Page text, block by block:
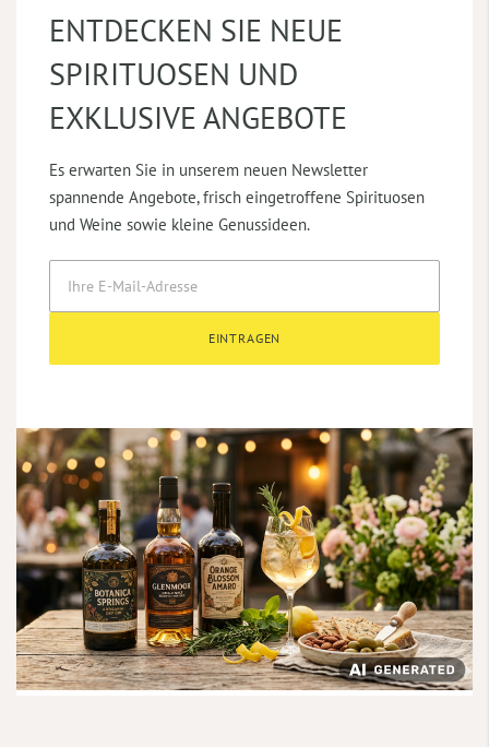
ENTDECKEN SIE NEUE
SPIRITUOSEN UND
EXKLUSIVE ANGEBOTE
Es erwarten Sie in unserem neuen Newsletter
spannende Angebote, frisch eingetroffene Spirituosen
und Weine sowie kleine Genussideen.
EINTRAGEN